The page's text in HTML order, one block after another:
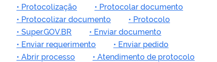
• Protocolização
• Protocolar documento
• Protocolizar documento
• Protocolo
• Super.GOV.BR
• Enviar documento
• Enviar requerimento
• Enviar pedido
• Abrir processo
• Atendimento de protocolo